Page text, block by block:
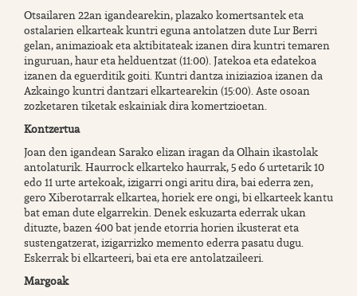
Otsailaren 22an igandearekin, plazako komertsantek eta
ostalarien elkarteak kuntri eguna antolatzen dute Lur Berri
gelan, animazioak eta aktibitateak izanen dira kuntri temaren
inguruan, haur eta helduentzat (11:00). Jatekoa eta edatekoa
izanen da eguerditik goiti. Kuntri dantza iniziazioa izanen da
Azkaingo kuntri dantzari elkartearekin (15:00). Aste osoan
zozketaren tiketak eskainiak dira komertzioetan.
Kontzertua
Joan den igandean Sarako elizan iragan da Olhain ikastolak
antolaturik. Haurrock elkarteko haurrak, 5 edo 6 urtetarik 10
edo 11 urte artekoak, izigarri ongi aritu dira, bai ederra zen,
gero Xiberotarrak elkartea, horiek ere ongi, bi elkarteek kantu
bat eman dute elgarrekin. Denek eskuzarta ederrak ukan
dituzte, bazen 400 bat jende etorria horien ikusterat eta
sustengatzerat, izigarrizko memento ederra pasatu dugu.
Eskerrak bi elkarteeri, bai eta ere antolatzaileeri.
Margoak